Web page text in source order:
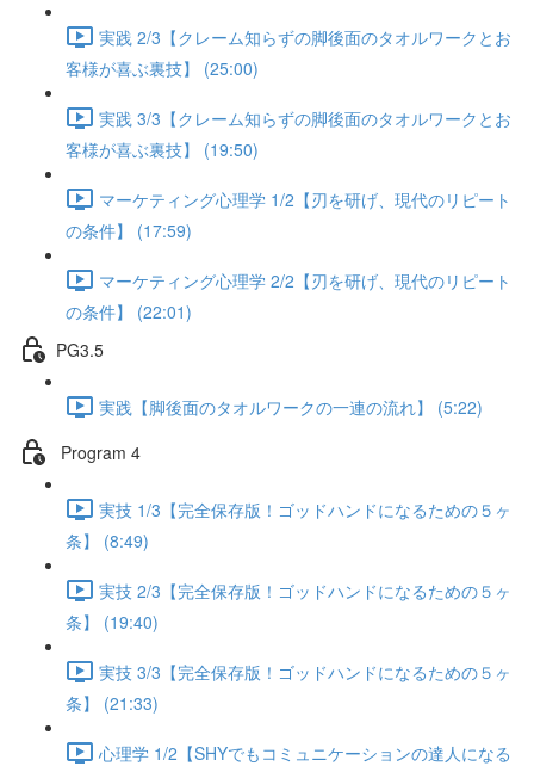
実践 2/3【クレーム知らずの脚後面のタオルワークとお
客様が喜ぶ裏技】 (25:00)
実践 3/3【クレーム知らずの脚後面のタオルワークとお
客様が喜ぶ裏技】 (19:50)
マーケティング心理学 1/2【刃を研げ、現代のリピート
の条件】 (17:59)
マーケティング心理学 2/2【刃を研げ、現代のリピート
の条件】 (22:01)
PG3.5
実践【脚後面のタオルワークの一連の流れ】 (5:22)
Program 4
実技 1/3【完全保存版！ゴッドハンドになるための５ヶ
条】 (8:49)
実技 2/3【完全保存版！ゴッドハンドになるための５ヶ
条】 (19:40)
実技 3/3【完全保存版！ゴッドハンドになるための５ヶ
条】 (21:33)
心理学 1/2【SHYでもコミュニケーションの達人になる